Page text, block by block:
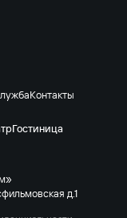
Контакты
Гостиница
д.1